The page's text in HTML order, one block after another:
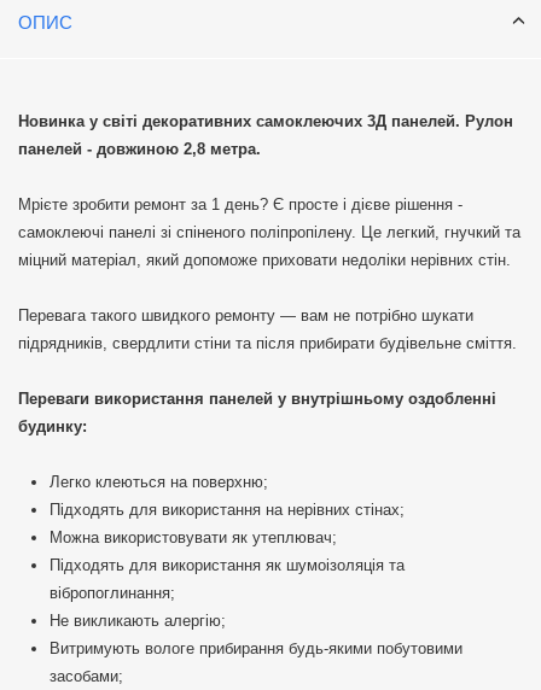
ОПИС
Новинка у світі декоративних самоклеючих 3Д панелей. Рулон
панелей - довжиною 2,8 метра.
Мрієте зробити ремонт за 1 день? Є просте і дієве рішення -
самоклеючі панелі зі спіненого поліпропілену. Це легкий, гнучкий та
міцний матеріал, який допоможе приховати недоліки нерівних стін.
Перевага такого швидкого ремонту — вам не потрібно шукати
підрядників, свердлити стіни та після прибирати будівельне сміття.
Переваги використання панелей у внутрішньому оздобленні
будинку:
Легко клеються на поверхню;
Підходять для використання на нерівних стінах;
Можна використовувати як утеплювач;
Підходять для використання як шумоізоляція та
вібропоглинання;
Не викликають алергію;
Витримують вологе прибирання будь-якими побутовими
засобами;